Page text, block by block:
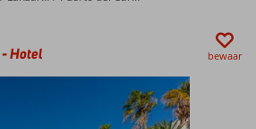
-Hotel bewaar